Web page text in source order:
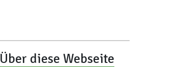
Über diese Webseite